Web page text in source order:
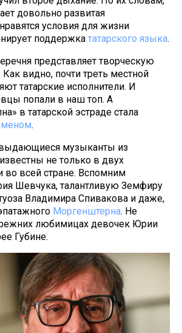
довольно развитая
условия для жизни
поддержка татарского языка.
представляет творческую
Как видно, почти треть местной
татарские исполнители. И
попали в наш топ. А
в татарской эстраде стала
.
музыканты из
не только в двух
во всей стране. Вспомним
Шевчука, талантливую Земфиру
Владимира Спивакова и даже,
Моргенштерна. Не
любимицах девочек Юрии
Губине.